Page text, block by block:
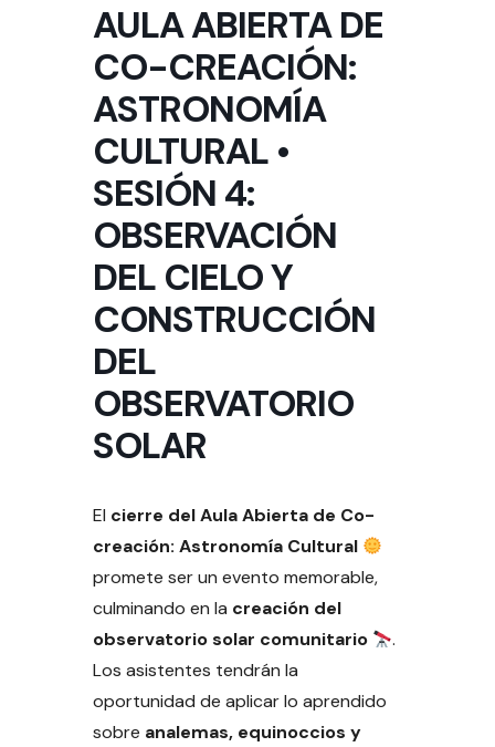
AULA ABIERTA DE
CO-CREACIÓN:
ASTRONOMÍA
CULTURAL •
SESIÓN 4:
OBSERVACIÓN
DEL CIELO Y
CONSTRUCCIÓN
DEL
OBSERVATORIO
SOLAR
El cierre del Aula Abierta de Co-
creación: Astronomía Cultural
promete ser un evento memorable,
culminando en la creación del
observatorio solar comunitario
.
Los asistentes tendrán la
oportunidad de aplicar lo aprendido
sobre analemas, equinoccios y